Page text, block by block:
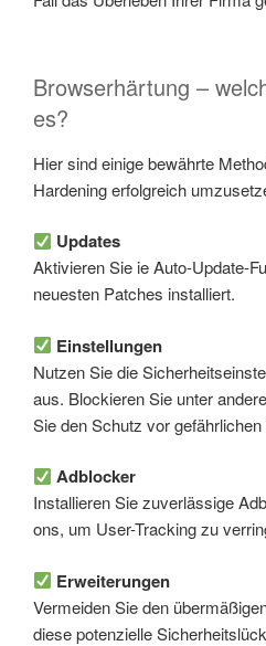
Browserhärtung –
es?
Hier sind einige bewährte
Hardening erfolgreich
Updates
Aktivieren Sie ie Auto-Update-
neuesten Patches installiert.
Einstellungen
Nutzen Sie die
aus. Blockieren Sie unter
Sie den Schutz vor
Adblocker
Installieren Sie zuverlässige
ons, um User-Tracking zu
Erweiterungen
Vermeiden Sie den
diese potenzielle